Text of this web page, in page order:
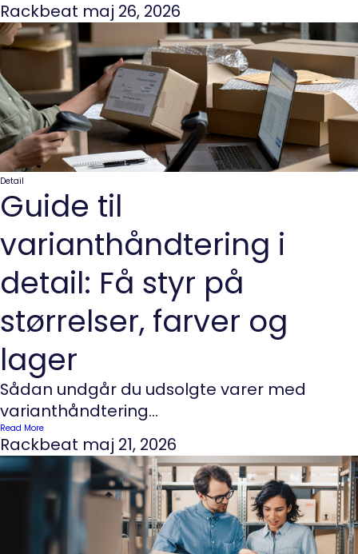
Rackbeat maj 26, 2026
Detail
Guide til
varianthåndtering i
detail: Få styr på
størrelser, farver og
lager
Sådan undgår du udsolgte varer med
varianthåndtering...
Read More
Rackbeat maj 21, 2026